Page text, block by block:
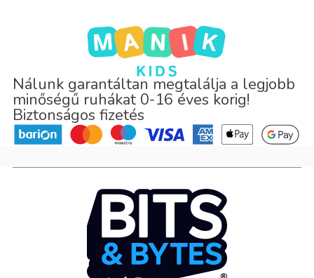
Nálunk garantáltan megtalálja a legjobb
minőségű ruhákat 0-16 éves korig!
Biztonságos fizetés